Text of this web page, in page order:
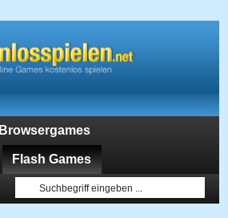
Browsergames
Flash Games